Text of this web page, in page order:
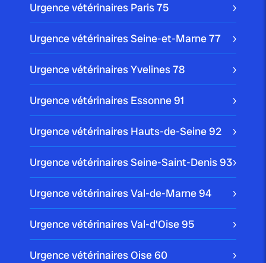
Urgence vétérinaires Paris75
Urgence vétérinaires Seine-et-Marne77
Urgence vétérinaires Yvelines78
Urgence vétérinaires Essonne91
Urgence vétérinaires Hauts-de-Seine92
Urgence vétérinaires Seine-Saint-Denis93
Urgence vétérinaires Val-de-Marne94
Urgence vétérinaires Val-d'Oise95
Urgence vétérinaires Oise60